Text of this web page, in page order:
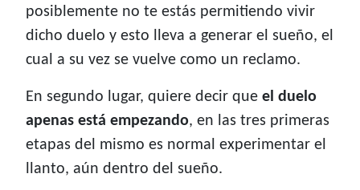
posiblemente no te estás permitiendo vivir
dicho duelo y esto lleva a generar el sueño, el
cual a su vez se vuelve como un reclamo.
En segundo lugar, quiere decir que el duelo
apenas está empezando, en las tres primeras
etapas del mismo es normal experimentar el
llanto, aún dentro del sueño.